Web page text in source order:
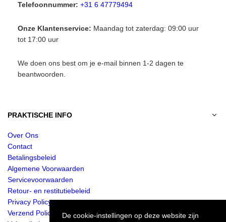
Telefoonnummer: +31 6 47779494
Onze Klantenservice: Maandag tot zaterdag: 09:00 uur
tot 17:00 uur
We doen ons best om je e-mail binnen 1-2 dagen te
beantwoorden.
PRAKTISCHE INFO
Over Ons
Contact
Betalingsbeleid
Algemene Voorwaarden
Servicevoorwaarden
Retour- en restitutiebeleid
Privacy Policy
Verzend Policy
De cookie-instellingen op deze website zijn